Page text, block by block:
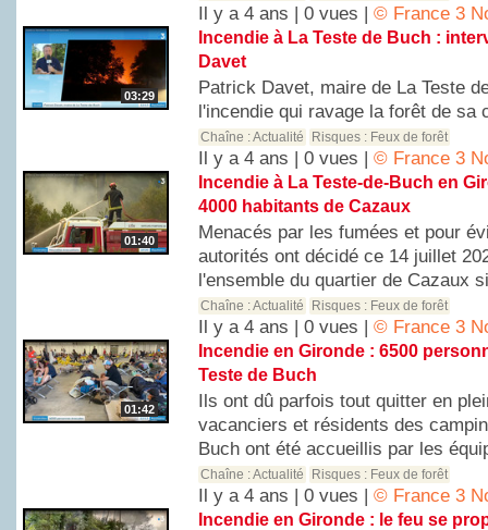
Il y a 4 ans | 0 vues |© France 3
03:29
Incendie à La Teste de Buch :
Davet
Patrick Davet, maire de La Teste
l'incendie qui ravage la forêt de sa
Chaîne :Actualité Risques : Feux de forêt
Il y a 4 ans | 0 vues |© France 3
01:40
Incendie à La Teste-de-Buch en
4000 habitants de Cazaux
Menacés par les fumées et pour
autorités ont décidé ce 14 juillet
l'ensemble du quartier de Cazaux
Chaîne :Actualité Risques : Feux de forêt
Il y a 4 ans | 0 vues |© France 3
01:42
Incendie en Gironde : 6500
Teste de Buch
Ils ont dû parfois tout quitter en
vacanciers et résidents des
Buch ont été accueillis par les
Chaîne :Actualité Risques : Feux de forêt
Il y a 4 ans | 0 vues |© France 3
Incendie en Gironde : le feu se